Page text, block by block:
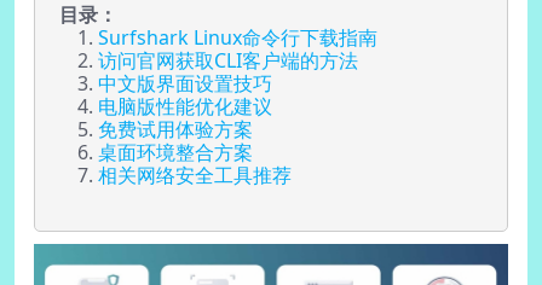
目录：
Surfshark Linux命令行下载指南
访问官网获取CLI客户端的方法
中文版界面设置技巧
电脑版性能优化建议
免费试用体验方案
桌面环境整合方案
相关网络安全工具推荐